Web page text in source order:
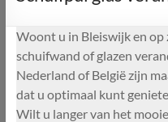
Woont u in Bleiswijk en op
schuifwand of glazen
Nederland of België zijn
dat u optimaal kunt
Wilt u langer van het